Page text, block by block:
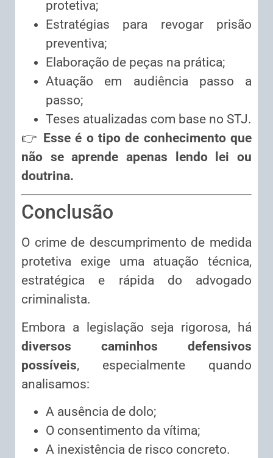
protetiva;
Estratégias para revogar prisão
preventiva;
Elaboração de peças na prática;
Atuação em audiência passo a
passo;
Teses atualizadas com base no STJ.
👉 Esse é o tipo de conhecimento que
não se aprende apenas lendo lei ou
doutrina.
Conclusão
O crime de descumprimento de medida
protetiva exige uma atuação técnica,
estratégica e rápida do advogado
criminalista.
Embora a legislação seja rigorosa, há
diversos caminhos defensivos
possíveis, especialmente quando
analisamos:
A ausência de dolo;
O consentimento da vítima;
A inexistência de risco concreto.